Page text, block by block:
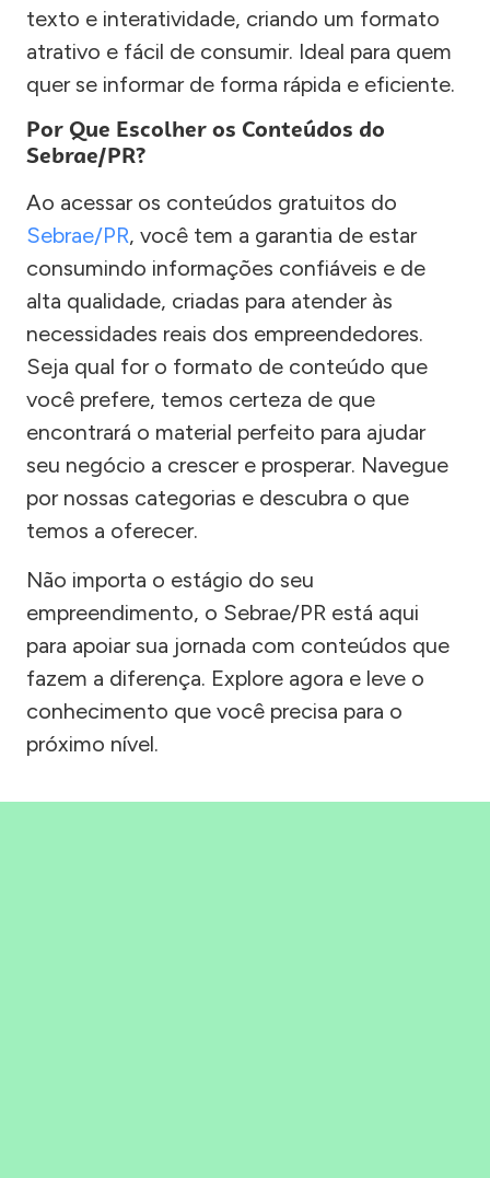
texto e interatividade, criando um formato
atrativo e fácil de consumir. Ideal para quem
quer se informar de forma rápida e eficiente.
Por Que Escolher os Conteúdos do
Sebrae/PR?
Ao acessar os conteúdos gratuitos do
Sebrae/PR, você tem a garantia de estar
consumindo informações confiáveis e de
alta qualidade, criadas para atender às
necessidades reais dos empreendedores.
Seja qual for o formato de conteúdo que
você prefere, temos certeza de que
encontrará o material perfeito para ajudar
seu negócio a crescer e prosperar. Navegue
por nossas categorias e descubra o que
temos a oferecer.
Não importa o estágio do seu
empreendimento, o Sebrae/PR está aqui
para apoiar sua jornada com conteúdos que
fazem a diferença. Explore agora e leve o
conhecimento que você precisa para o
próximo nível.